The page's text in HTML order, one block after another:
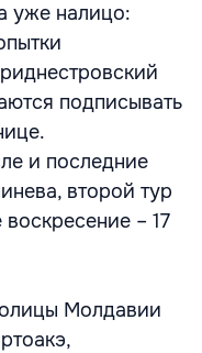
уже налицо:
подписывать
и последние
второй тур
– 17
Молдавии